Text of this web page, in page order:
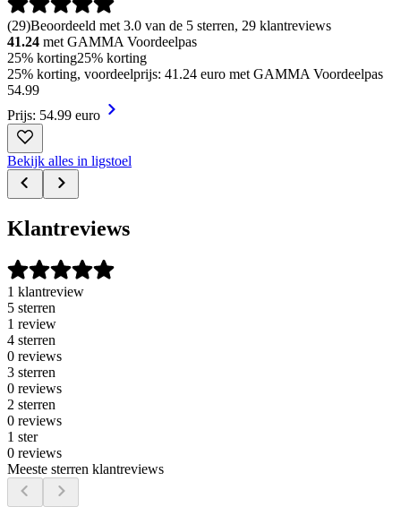
(29)Beoordeeld met 3.0 van de 5 sterren, 29 klantreviews
41.24 met GAMMA Voordeelpas
25% korting25% korting
25% korting, voordeelprijs: 41.24 euro met GAMMA Voordeelpas
54.99
Prijs: 54.99 euro
Bekijk alles in ligstoel
Klantreviews
1 klantreview
5 sterren
1 review
4 sterren
0 reviews
3 sterren
0 reviews
2 sterren
0 reviews
1 ster
0 reviews
Meeste sterren klantreviews